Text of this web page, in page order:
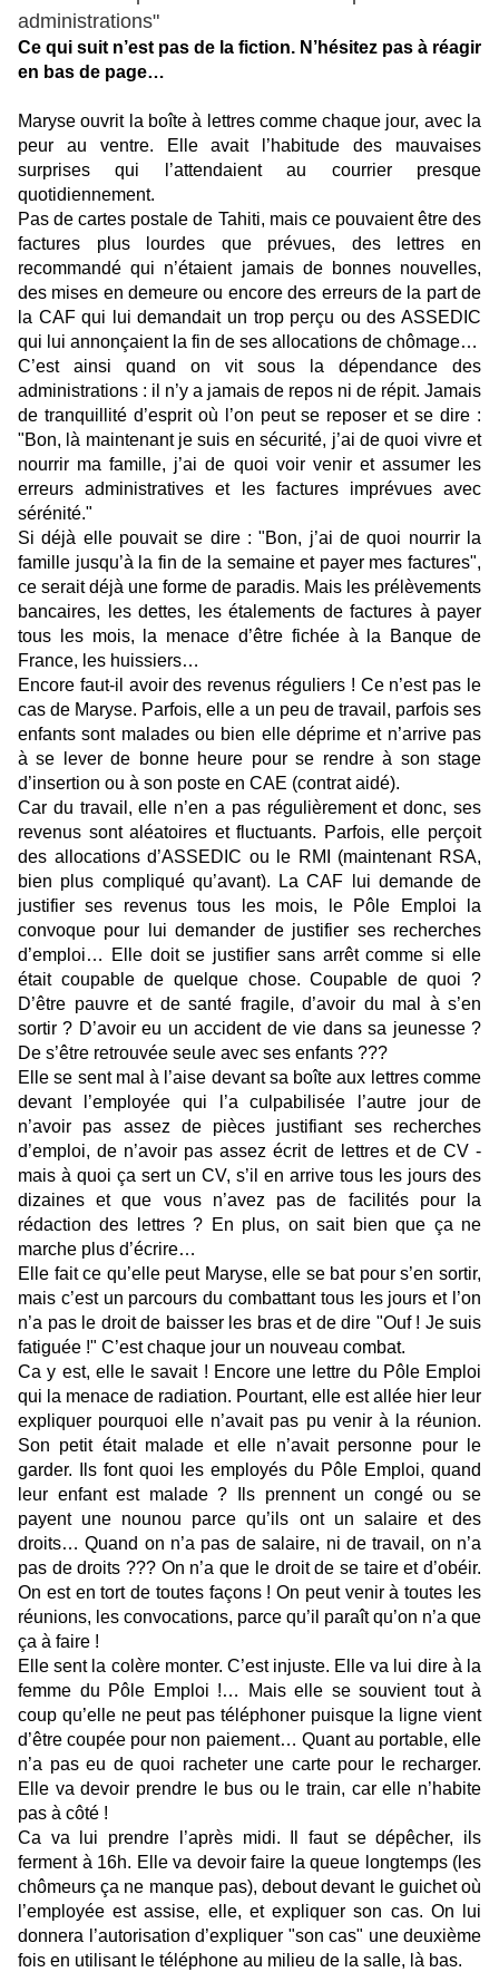
administrations"
Ce qui suit n’est pas de la fiction. N’hésitez pas à réagir
en bas de page…
Maryse ouvrit la boîte à lettres comme chaque jour, avec la
peur au ventre. Elle avait l’habitude des mauvaises
surprises qui l’attendaient au courrier presque
quotidiennement.
Pas de cartes postale de Tahiti, mais ce pouvaient être des
factures plus lourdes que prévues, des lettres en
recommandé qui n’étaient jamais de bonnes nouvelles,
des mises en demeure ou encore des erreurs de la part de
la CAF qui lui demandait un trop perçu ou des ASSEDIC
qui lui annonçaient la fin de ses allocations de chômage…
C’est ainsi quand on vit sous la dépendance des
administrations : il n’y a jamais de repos ni de répit. Jamais
de tranquillité d’esprit où l’on peut se reposer et se dire :
"Bon, là maintenant je suis en sécurité, j’ai de quoi vivre et
nourrir ma famille, j’ai de quoi voir venir et assumer les
erreurs administratives et les factures imprévues avec
sérénité."
Si déjà elle pouvait se dire : "Bon, j’ai de quoi nourrir la
famille jusqu’à la fin de la semaine et payer mes factures",
ce serait déjà une forme de paradis. Mais les prélèvements
bancaires, les dettes, les étalements de factures à payer
tous les mois, la menace d’être fichée à la Banque de
France, les huissiers…
Encore faut-il avoir des revenus réguliers ! Ce n’est pas le
cas de Maryse. Parfois, elle a un peu de travail, parfois ses
enfants sont malades ou bien elle déprime et n’arrive pas
à se lever de bonne heure pour se rendre à son stage
d’insertion ou à son poste en CAE (contrat aidé).
Car du travail, elle n’en a pas régulièrement et donc, ses
revenus sont aléatoires et fluctuants. Parfois, elle perçoit
des allocations d’ASSEDIC ou le RMI (maintenant RSA,
bien plus compliqué qu’avant). La CAF lui demande de
justifier ses revenus tous les mois, le Pôle Emploi la
convoque pour lui demander de justifier ses recherches
d’emploi… Elle doit se justifier sans arrêt comme si elle
était coupable de quelque chose. Coupable de quoi ?
D’être pauvre et de santé fragile, d’avoir du mal à s’en
sortir ? D’avoir eu un accident de vie dans sa jeunesse ?
De s’être retrouvée seule avec ses enfants ???
Elle se sent mal à l’aise devant sa boîte aux lettres comme
devant l’employée qui l’a culpabilisée l’autre jour de
n’avoir pas assez de pièces justifiant ses recherches
d’emploi, de n’avoir pas assez écrit de lettres et de CV -
mais à quoi ça sert un CV, s’il en arrive tous les jours des
dizaines et que vous n’avez pas de facilités pour la
rédaction des lettres ? En plus, on sait bien que ça ne
marche plus d’écrire…
Elle fait ce qu’elle peut Maryse, elle se bat pour s’en sortir,
mais c’est un parcours du combattant tous les jours et l’on
n’a pas le droit de baisser les bras et de dire "Ouf ! Je suis
fatiguée !" C’est chaque jour un nouveau combat.
Ca y est, elle le savait ! Encore une lettre du Pôle Emploi
qui la menace de radiation. Pourtant, elle est allée hier leur
expliquer pourquoi elle n’avait pas pu venir à la réunion.
Son petit était malade et elle n’avait personne pour le
garder. Ils font quoi les employés du Pôle Emploi, quand
leur enfant est malade ? Ils prennent un congé ou se
payent une nounou parce qu’ils ont un salaire et des
droits… Quand on n’a pas de salaire, ni de travail, on n’a
pas de droits ??? On n’a que le droit de se taire et d’obéir.
On est en tort de toutes façons ! On peut venir à toutes les
réunions, les convocations, parce qu’il paraît qu’on n’a que
ça à faire !
Elle sent la colère monter. C’est injuste. Elle va lui dire à la
femme du Pôle Emploi !… Mais elle se souvient tout à
coup qu’elle ne peut pas téléphoner puisque la ligne vient
d’être coupée pour non paiement… Quant au portable, elle
n’a pas eu de quoi racheter une carte pour le recharger.
Elle va devoir prendre le bus ou le train, car elle n’habite
pas à côté !
Ca va lui prendre l’après midi. Il faut se dépêcher, ils
ferment à 16h. Elle va devoir faire la queue longtemps (les
chômeurs ça ne manque pas), debout devant le guichet où
l’employée est assise, elle, et expliquer son cas. On lui
donnera l’autorisation d’expliquer "son cas" une deuxième
fois en utilisant le téléphone au milieu de la salle, là bas.